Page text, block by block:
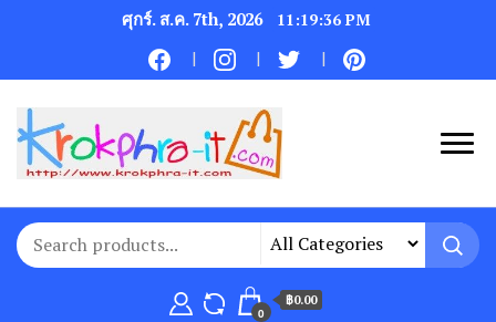
ศุกร์. ส.ค. 7th, 2026 11:19:36 PM
0
฿0.00